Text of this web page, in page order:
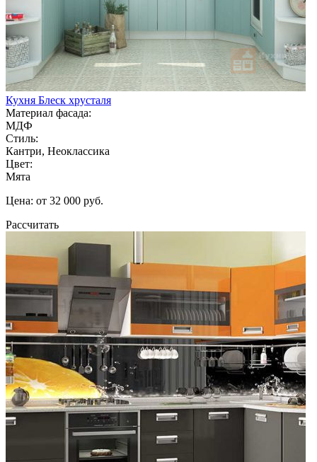
Кухня Блеск хрусталя
Материал фасада:
МДФ
Стиль:
Кантри, Неоклассика
Цвет:
Мята
Цена: от 32 000 руб.
Рассчитать